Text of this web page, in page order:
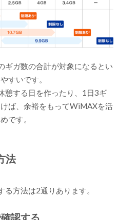
ギガ数の合計が対象になるとい
すいです。
憩する日を作ったり、1日3ギ
ば、余裕をもってWiMAXを活
です。
法
方法は2通りあります。
認する